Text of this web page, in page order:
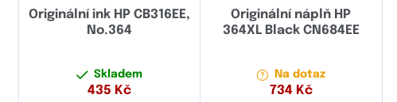
Originální ink HP CB316EE,
No.364
Skladem
435 Kč
Originální náplň HP
364XL Black CN684EE
Na dotaz
734 Kč